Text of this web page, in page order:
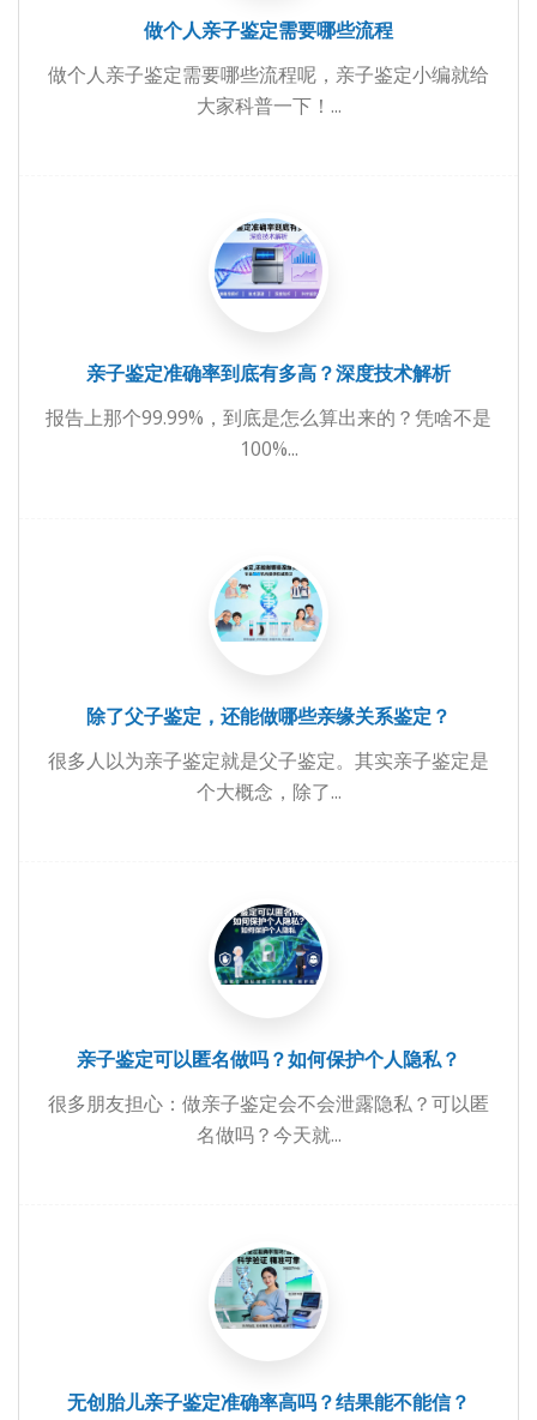
做个人亲子鉴定需要哪些流程
做个人亲子鉴定需要哪些流程呢，亲子鉴定小编就给
大家科普一下！...
亲子鉴定准确率到底有多高？深度技术解析
报告上那个99.99%，到底是怎么算出来的？凭啥不是
100%...
除了父子鉴定，还能做哪些亲缘关系鉴定？
很多人以为亲子鉴定就是父子鉴定。其实亲子鉴定是
个大概念，除了...
亲子鉴定可以匿名做吗？如何保护个人隐私？
很多朋友担心：做亲子鉴定会不会泄露隐私？可以匿
名做吗？今天就...
无创胎儿亲子鉴定准确率高吗？结果能不能信？